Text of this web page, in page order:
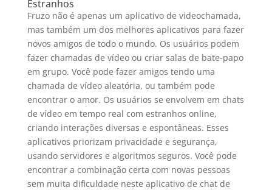
Estranhos
Fruzo não é apenas um aplicativo de videochamada,
mas também um dos melhores aplicativos para fazer
novos amigos de todo o mundo. Os usuários podem
fazer chamadas de vídeo ou criar salas de bate-papo
em grupo. Você pode fazer amigos tendo uma
chamada de vídeo aleatória, ou também pode
encontrar o amor. Os usuários se envolvem em chats
de vídeo em tempo real com estranhos online,
criando interações diversas e espontâneas. Esses
aplicativos priorizam privacidade e segurança,
usando servidores e algoritmos seguros. Você pode
encontrar a combinação certa com novas pessoas
sem muita dificuldade neste aplicativo de chat de